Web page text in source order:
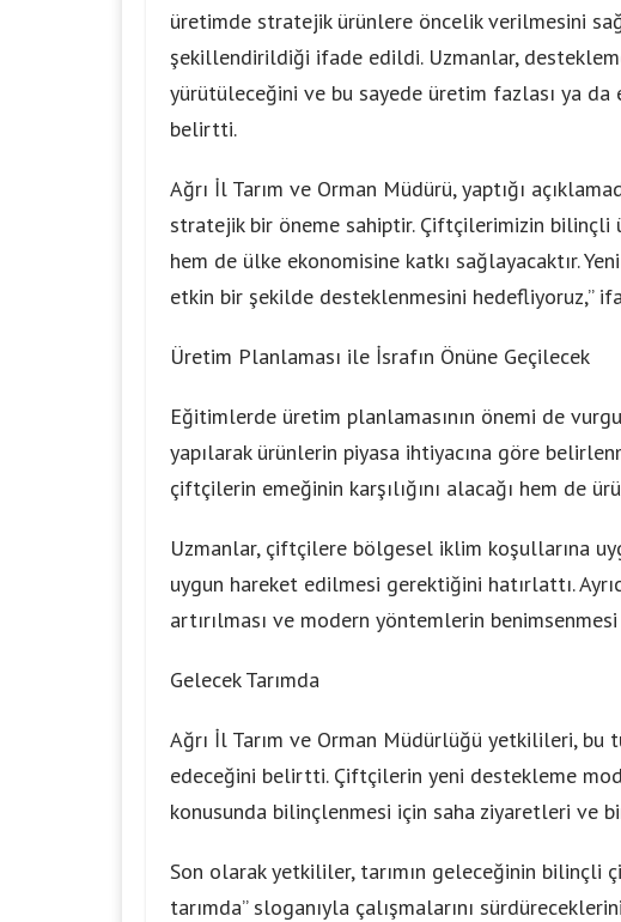
üretimde stratejik ürünlere öncelik verilmesini
şekillendirildiği ifade edildi. Uzmanlar,
yürütüleceğini ve bu sayede üretim fazlası ya
belirtti.
Ağrı İl Tarım ve Orman Müdürü, yaptığı
stratejik bir öneme sahiptir. Çiftçilerimizin bilinçli
hem de ülke ekonomisine katkı sağlayacaktır.
etkin bir şekilde desteklenmesini hedefliyoruz,”
Üretim Planlaması ile İsrafın Önüne Geçilecek
Eğitimlerde üretim planlamasının önemi de
yapılarak ürünlerin piyasa ihtiyacına göre
çiftçilerin emeğinin karşılığını alacağı hem de
Uzmanlar, çiftçilere bölgesel iklim koşullarına
uygun hareket edilmesi gerektiğini hatırlattı.
artırılması ve modern yöntemlerin
Gelecek Tarımda
Ağrı İl Tarım ve Orman Müdürlüğü yetkilileri, bu
edeceğini belirtti. Çiftçilerin yeni destekleme
konusunda bilinçlenmesi için saha ziyaretleri ve
Son olarak yetkililer, tarımın geleceğinin bilinçli
tarımda” sloganıyla çalışmalarını